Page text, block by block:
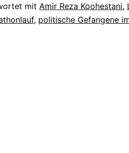
mit Amir Reza Koohestani,
, politische Gefangene